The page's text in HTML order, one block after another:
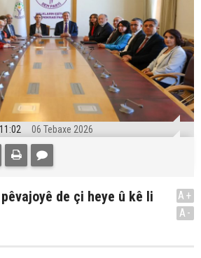
11:02 06 Tebaxe 2026
de çi heye û kê li
A+
A-